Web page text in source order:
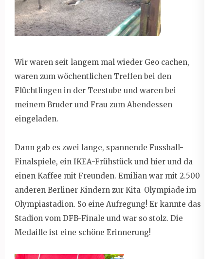
Wir waren seit langem mal wieder Geo cachen,
waren zum wöchentlichen Treffen bei den
Flüchtlingen in der Teestube und waren bei
meinem Bruder und Frau zum Abendessen
eingeladen.
Dann gab es zwei lange, spannende Fussball-
Finalspiele, ein IKEA-Frühstück und hier und da
einen Kaffee mit Freunden. Emilian war mit 2.500
anderen Berliner Kindern zur Kita-Olympiade im
Olympiastadion. So eine Aufregung! Er kannte das
Stadion vom DFB-Finale und war so stolz. Die
Medaille ist eine schöne Erinnerung!